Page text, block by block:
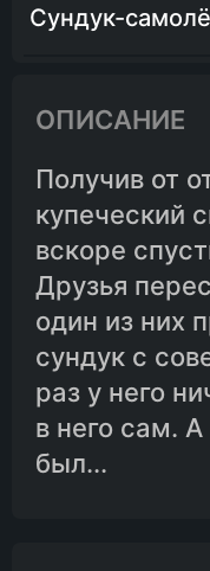
Сундук-
ОПИСАНИЕ
Получив от
купеческий
вскоре
Друзья
один из них
сундук с
раз у него
в него сам.
был...